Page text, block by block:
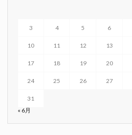
3 4 5 6
10 11 12 13
17 18 19 20
24 25 26 27
31
« 6月